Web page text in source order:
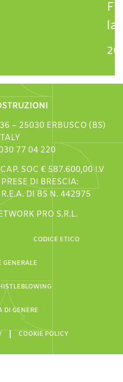
– 25030 ERBUSCO (BS)
77 04 220
SOC € 587.600,00 I.V
DI BRESCIA:
DI BS N. 442975
PRO S.R.L.
CODICE ETICO
GENERALE
DI GENERE
COOKIE POLICY